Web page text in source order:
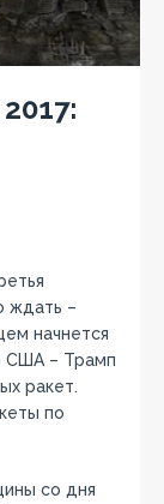
ждать –
начнется
США – Трамп
ракет.
по
со дня